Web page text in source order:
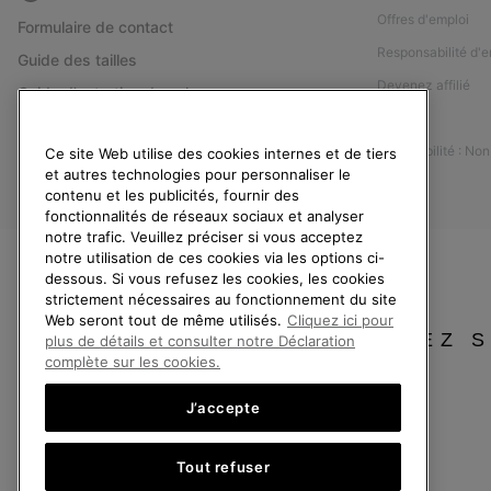
Formulaire de contact
Guide des tailles
Guide d'entretien des chaussures
Rétractation
Statut de la commande
Livraison
Paiement
Questions fréquentes
Offres d'emploi
Responsabilité
Devenez affilié
Accessibilité :
France
SOREL. Tous droits réservés.
VEUILLEZ
Ce site Web utilise des cookies internes et de tiers
et autres technologies pour personnaliser le
contenu et les publicités, fournir des
fonctionnalités de réseaux sociaux et analyser
notre trafic. Veuillez préciser si vous acceptez
notre utilisation de ces cookies via les options ci-
dessous. Si vous refusez les cookies, les cookies
strictement nécessaires au fonctionnement du site
Web seront tout de même utilisés. Cliquez ici pour
plus de détails et consulter notre Déclaration
complète sur les cookies.
J’accepte
Tout refuser